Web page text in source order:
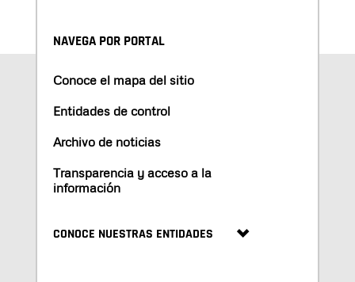
NAVEGA POR PORTAL
Conoce el mapa del sitio
Entidades de control
Archivo de noticias
Transparencia y acceso a la
información
CONOCE NUESTRAS ENTIDADES